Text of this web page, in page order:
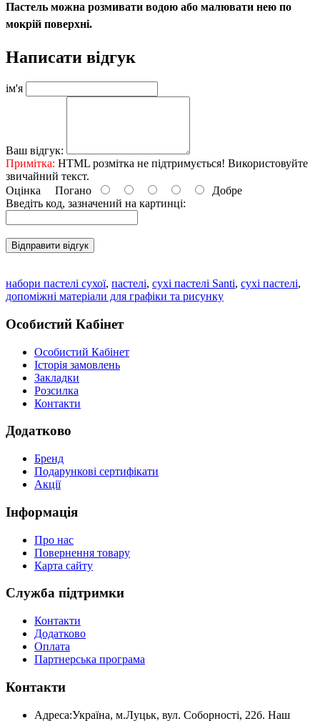
Пастель можна розмивати водою або малювати нею по
мокрій поверхні.
Написати відгук
ім'я
Ваш відгук:
Примітка: HTML розмітка не підтримується! Використовуйте
звичайний текст.
Оцінка Погано
Добре
Введіть код, зазначений на картинці:
Відправити відгук
набори пастелі сухої, пастелі, сухі пастелі Santi, сухі пастелі,
допоміжні матеріали для графіки та рисунку
Особистий Кабінет
Особистий Кабінет
Історія замовлень
Закладки
Розсилка
Контакти
Додатково
Бренд
Подарункові сертифікати
Акції
Інформація
Про нас
Повернення товару
Карта сайту
Служба підтримки
Контакти
Додатково
Оплата
Партнерська програма
Контакти
Адреса:Україна, м.Луцьк, вул. Соборності, 22б. Наш